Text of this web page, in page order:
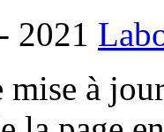
2021
mise à